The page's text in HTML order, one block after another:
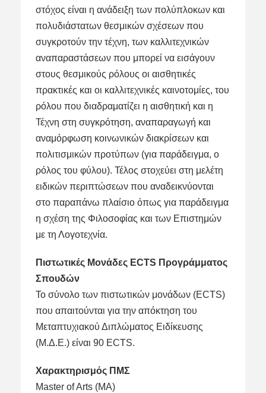
στόχος είναι η ανάδειξη των πολύπλοκων και
πολυδιάστατων θεσμικών σχέσεων που
συγκροτούν την τέχνη, των καλλιτεχνικών
αναπαραστάσεων που μπορεί να εισάγουν
στους θεσμικούς ρόλους οι αισθητικές
πρακτικές και οι καλλιτεχνικές καινοτομίες, του
ρόλου που διαδραματίζει η αισθητική και η
Τέχνη στη συγκρότηση, αναπαραγωγή και
αναμόρφωση κοινωνικών διακρίσεων και
πολιτισμικών προτύπων (για παράδειγμα, ο
ρόλος του φύλου). Τέλος στοχεύει στη μελέτη
ειδικών περιπτώσεων που αναδεικνύονται
στο παραπάνω πλαίσιο όπως για παράδειγμα
η σχέση της Φιλοσοφίας και των Επιστημών
με τη Λογοτεχνία.
Πιστωτικές Μονάδες ECTS Προγράμματος
Σπουδών
Το σύνολο των πιστωτικών μονάδων (ECTS)
που απαιτούνται για την απόκτηση του
Μεταπτυχιακού Διπλώματος Ειδίκευσης
(Μ.Δ.Ε.) είναι 90 ECTS.
Χαρακτηρισμός ΠΜΣ
Master of Arts (MA)